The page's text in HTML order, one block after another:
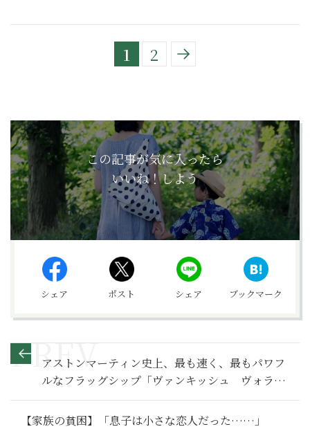
1 2
この記事が気に入ったら
いいね！しよう
シェア ポスト シェア ブックマーク
アストンマーティン史上、最も速く、最もパワフ
ルなフラッグシップ「ヴァンキッシュ ヴォラン
テ」登場
【家族の貧困】「息子は小さな恋人だった……」